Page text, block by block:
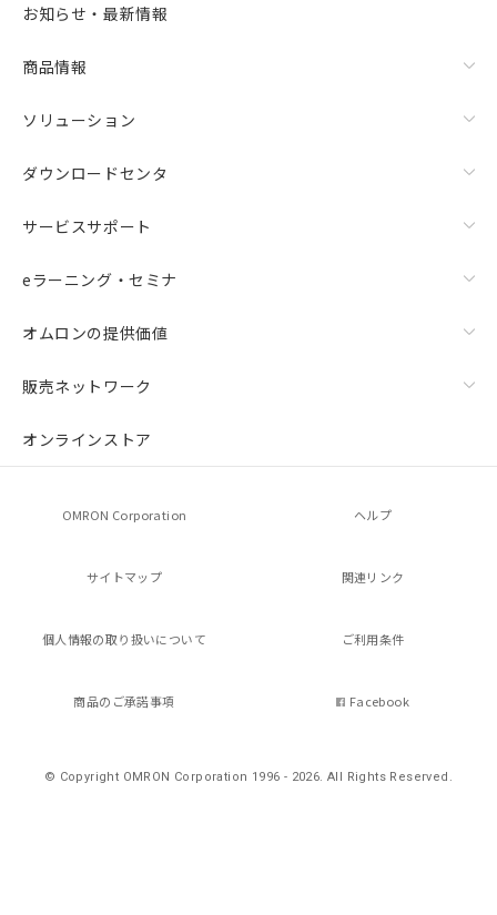
お知らせ・最新情報
商品情報
ソリューション
ダウンロードセンタ
サービスサポート
eラーニング・セミナ
オムロンの提供価値
販売ネットワーク
オンラインストア
OMRON Corporation ヘルプ
サイトマップ 関連リンク
個人情報の取り扱いについて ご利用条件
商品のご承諾事項 Facebook
© Copyright OMRON Corporation 1996 - 2026.All Rights Reserved.